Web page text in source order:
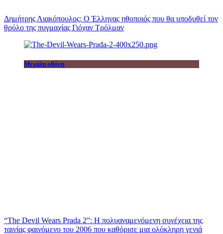
Δημήτρης Λιακόπουλος: Ο Έλληνας ηθοποιός που θα υποδυθεί τον
θρύλο της πυγμαχίας Γιόχαν Τρόλμαν
Μεγάλη οθόνη
“The Devil Wears Prada 2”: Η πολυαναμενόμενη συνέχεια της
ταινίας φαινόμενο του 2006 που καθόρισε μια ολόκληρη γενιά